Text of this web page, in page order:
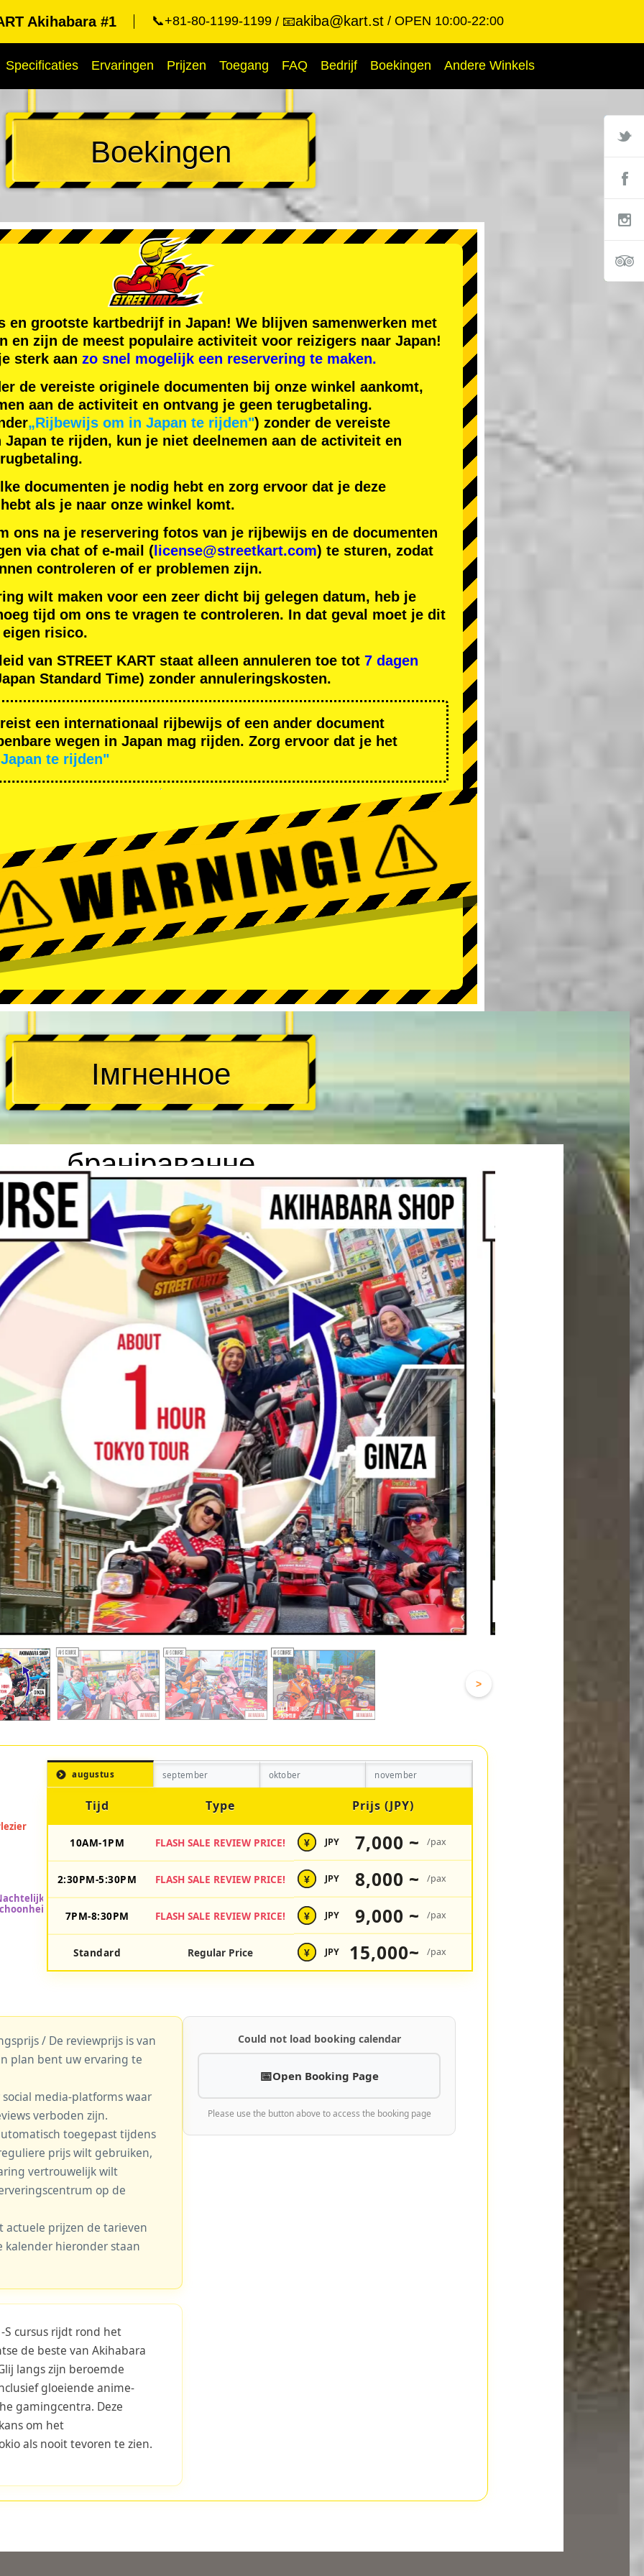
Akihabara #1 📞+81-80-1199-1199 📧akiba@kart.st OPEN 10:00-22:00
Specificaties Ervaringen Prijzen Toegang FAQ Bedrijf Boekingen Andere Winkels
Boekingen
en grootste kartbedrijf in Japan! We blijven samenwerken met
en zijn de meest populaire activiteit voor reizigers naar Japan!
sterk aan zo snel mogelijk een reservering te maken.
de vereiste originele documenten bij onze winkel aankomt,
aan de activiteit en ontvang je geen terugbetaling.
„Rijbewijs om in Japan te rijden") zonder de vereiste
te rijden, kun je niet deelnemen aan de activiteit en
documenten je nodig hebt en zorg ervoor dat je deze
als je naar onze winkel komt.
ons na je reservering fotos van je rijbewijs en de documenten
via chat of e-mail ( license@streetkart.com) te sturen, zodat
controleren of er problemen zijn.
wilt maken voor een zeer dicht bij gelegen datum, heb je
tijd om ons te vragen te controleren. In dat geval moet je dit
risico.
van STREET KART staat alleen annuleren toe tot 7 dagen
Standard Time) zonder annuleringskosten.
een internationaal rijbewijs of een ander document
wegen in Japan mag rijden. Zorg ervoor dat je het
te rijden"
Імгненное
браніраванне
>
augustus september oktober november
Tijd Type Prijs (JPY)
10AM-1PM FLASH SALE REVIEW PRICE! ¥ JPY 7,000 ~ /pax
2:30PM-5:30PM FLASH SALE REVIEW PRICE! ¥ JPY 8,000 ~ /pax
7PM-8:30PM FLASH SALE REVIEW PRICE! ¥ JPY 9,000 ~ /pax
Standard Regular Price ¥ JPY 15,000~ /pax
/ De reviewprijs is van
plan bent uw ervaring te
media-platforms waar
verboden zijn.
toegepast tijdens
prijs wilt gebruiken,
vertrouwelijk wilt
op de
actuele prijzen de tarieven
kalender hieronder staan
S cursus rijdt rond het
de beste van Akihabara
langs zijn beroemde
gloeiende anime-
gamingcentra. Deze
om het
als nooit tevoren te zien.
Could not load booking calendar
Open Booking Page
Please use the button above to access the booking page